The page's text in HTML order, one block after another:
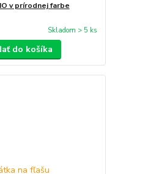
v prírodnej farbe
Skladom > 5 ks
do košíka